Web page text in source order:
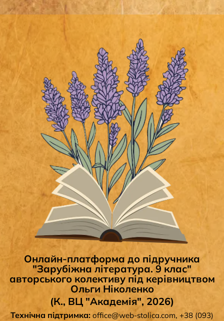
Онлайн-платформа до підручника
"Зарубіжна література. 9 клас"
авторського колективу під керівництвом
Ольги Ніколенко
(К., ВЦ "Академія", 2026)
Технічна підтримка: office@web-stolica.com, +38 (093)